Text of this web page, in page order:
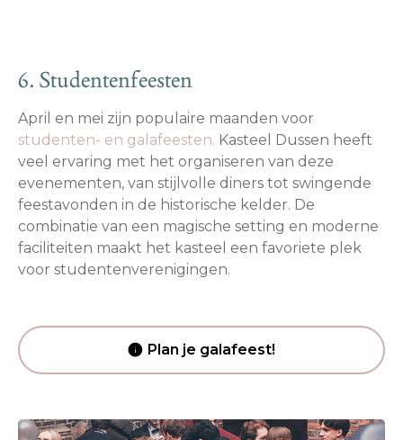
6. Studentenfeesten
April en mei zijn populaire maanden voor
studenten- en galafeesten. Kasteel Dussen heeft
veel ervaring met het organiseren van deze
evenementen, van stijlvolle diners tot swingende
feestavonden in de historische kelder. De
combinatie van een magische setting en moderne
faciliteiten maakt het kasteel een favoriete plek
voor studentenverenigingen.
Plan je galafeest!